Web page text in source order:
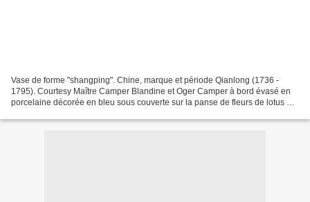
Vase de forme "shangping". Chine, marque et période Qianlong (1736 -
1795). Courtesy Maître Camper Blandine et Oger Camper à bord évasé en
porcelaine décorée en bleu sous couverte sur la panse de fleurs de lotus et